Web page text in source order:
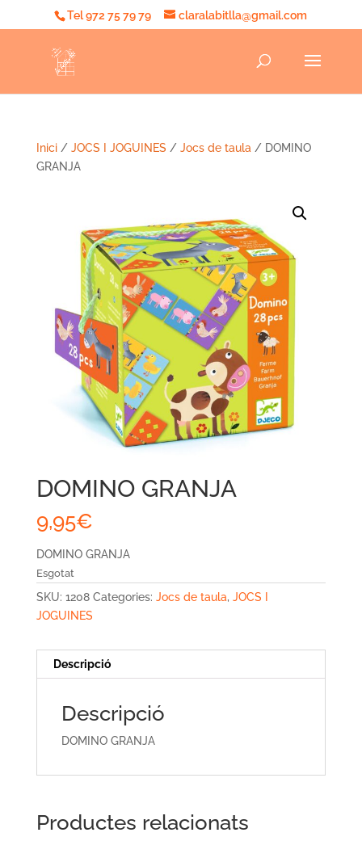
Tel 972 75 79 79 claralabitlla@gmail.com
Inici/ JOCS I JOGUINES / Jocs de taula / DOMINO
GRANJA
DOMINO GRANJA
9,95€
DOMINO GRANJA
Esgotat
SKU: 1208 Categories: Jocs de taula, JOCS I
JOGUINES
Descripció
Descripció
DOMINO GRANJA
Productes relacionats